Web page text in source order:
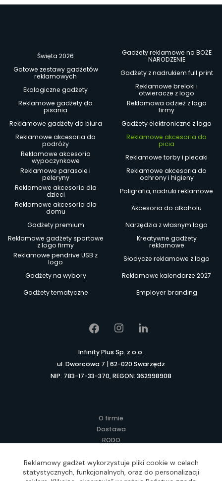
Święta 2026
Gadżety reklamowe na BOŻE
NARODZENIE
Gotowe zestawy gadżetów
reklamowych
Gadżety z nadrukiem full print
Ekologiczne gadżety
Reklamowe breloki i
otwieracze z logo
Reklamowe gadżety do
pisania
Reklamowa odzież z logo
firmy
Reklamowe gadżety do biura
Gadżety elektroniczne z logo
Reklamowe akcesoria do
podróży
Reklamowe akcesoria do
picia
Reklamowe akcesoria
wypoczynkowe
Reklamowe torby i plecaki
Reklamowe parasole i
peleryny
Reklamowe akcesoria do
ochrony i higieny
Reklamowe akcesoria dla
dzieci
Poligrafia, nadruki reklamowe
Reklamowe akcesoria dla
domu
Akcesoria do alkoholu
Gadżety premium
Narzędzia z własnym logo
Reklamowe gadżety sportowe
z logo firmy
Kreatywne gadżety
reklamowe
Reklamowe pendrive USB z
logo
Słodycze reklamowe z logo
Gadżety na wybory
Reklamowe kalendarze 2027
Gadżety tematyczne
Employer branding
Infinity Plus Sp. z o.o.
ul. Dworcowa 7 | 62-020 Swarzędz
NIP: 783-17-33-370, REGON: 362998908
O firmie
Dostawa
RODO
Regulamin
Lokalne Gadżety Reklamowe
Reklamowy gadżet wykorzystuje pliki cookie w celach
statystycznych, funkcjonalnych, oraz do personalizacji